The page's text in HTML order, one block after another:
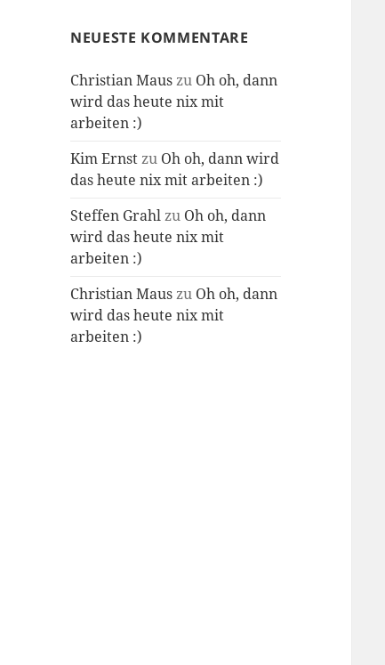
NEUESTE KOMMENTARE
Christian Mauszu Oh oh, dann
wird das heute nix mit
arbeiten :)
Kim Ernstzu Oh oh, dann wird
das heute nix mit arbeiten :)
Steffen Grahlzu Oh oh, dann
wird das heute nix mit
arbeiten :)
Christian Mauszu Oh oh, dann
wird das heute nix mit
arbeiten :)